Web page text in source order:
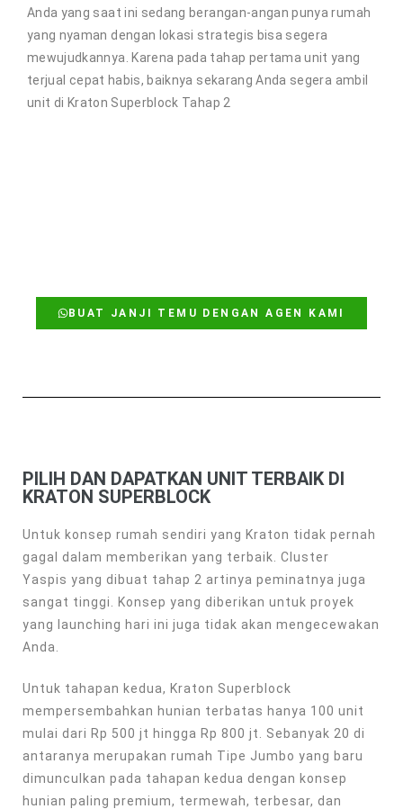
Anda yang saat ini sedang berangan-angan punya rumah
yang nyaman dengan lokasi strategis bisa segera
mewujudkannya. Karena pada tahap pertama unit yang
terjual cepat habis, baiknya sekarang Anda segera ambil
unit di Kraton Superblock Tahap 2
BUAT JANJI TEMU DENGAN AGEN KAMI
PILIH DAN DAPATKAN UNIT TERBAIK DI
KRATON SUPERBLOCK
Untuk konsep rumah sendiri yang Kraton tidak pernah
gagal dalam memberikan yang terbaik. Cluster
Yaspis yang dibuat tahap 2 artinya peminatnya juga
sangat tinggi. Konsep yang diberikan untuk proyek
yang launching hari ini juga tidak akan mengecewakan
Anda.
Untuk tahapan kedua, Kraton Superblock
mempersembahkan hunian terbatas hanya 100 unit
mulai dari Rp 500 jt hingga Rp 800 jt. Sebanyak 20 di
antaranya merupakan rumah Tipe Jumbo yang baru
dimunculkan pada tahapan kedua dengan konsep
hunian paling premium, termewah, terbesar, dan